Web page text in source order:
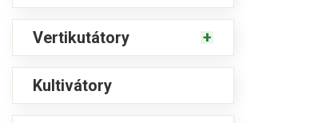
Vertikutátory
Kultivátory